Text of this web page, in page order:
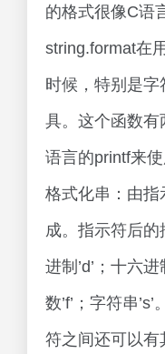
的格式很像C语
string.format在
时候，特别是
具。这个函数有
语言的printf来
格式化串：由指
成。指示符后
进制’d’；十六进
数’f’；字符串
符之间还可以